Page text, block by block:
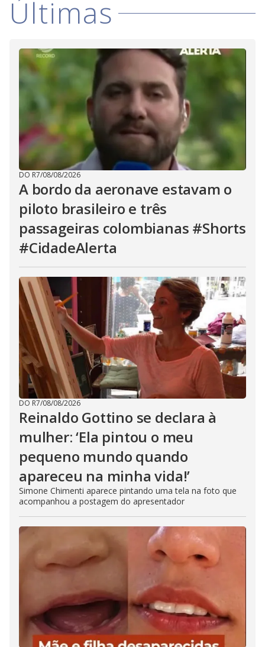
i
d
e
o
Últimas
DO R7/08/08/2026
A bordo da aeronave estavam o
piloto brasileiro e três
passageiras colombianas #Shorts
#CidadeAlerta
DO R7/08/08/2026
Reinaldo Gottino se declara à
mulher: ‘Ela pintou o meu
pequeno mundo quando
apareceu na minha vida!’
Simone Chimenti aparece pintando uma tela na foto que
acompanhou a postagem do apresentador